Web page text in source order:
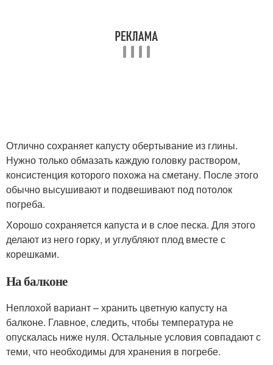
Отлично сохраняет капусту обертывание из глины.
Нужно только обмазать каждую головку раствором,
консистенция которого похожа на сметану. После этого
обычно высушивают и подвешивают под потолок
погреба.
Хорошо сохраняется капуста и в слое песка. Для этого
делают из него горку, и углубляют плод вместе с
корешками.
На балконе
Неплохой вариант – хранить цветную капусту на
балконе. Главное, следить, чтобы температура не
опускалась ниже нуля. Остальные условия совпадают с
теми, что необходимы для хранения в погребе.